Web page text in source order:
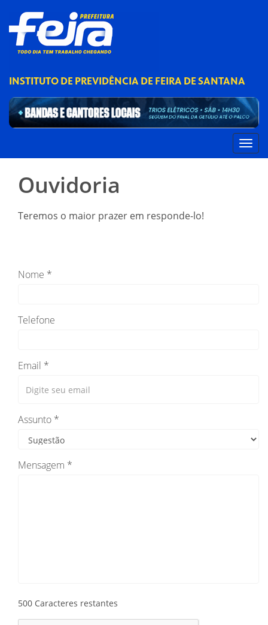
INSTITUTO DE PREVIDÊNCIA DE FEIRA DE SANTANA
Ouvidoria
Teremos o maior prazer em responde-lo!
Nome *
Telefone
Email *
Assunto *
Mensagem *
500 Caracteres restantes